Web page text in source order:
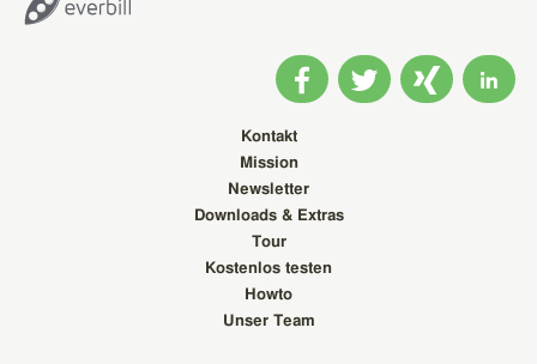
Kontakt
Mission
Newsletter
Downloads & Extras
Tour
Kostenlos testen
Howto
Unser Team